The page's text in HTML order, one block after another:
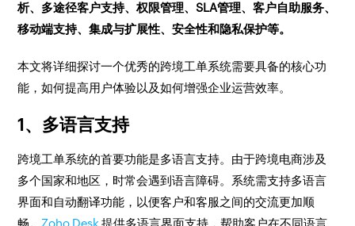
析、多途径客户支持、权限管理、SLA管理、客户自助服务、
移动端支持、集成与扩展性、安全性和隐私保护等。
本文将详细探讨一个优秀的跨境工单系统需要具备的核心功
能，如何提高用户体验以及如何增强企业运营效率。
1、多语言支持
跨境工单系统的首要功能是多语言支持。由于跨境电商涉及
多个国家和地区，时常会遇到语言障碍。系统需支持多语言
界面和自动翻译功能，以便客户和客服之间的交流更加顺
畅。 Zoho Desk提供多语言界面支持，帮助客户在不同语言